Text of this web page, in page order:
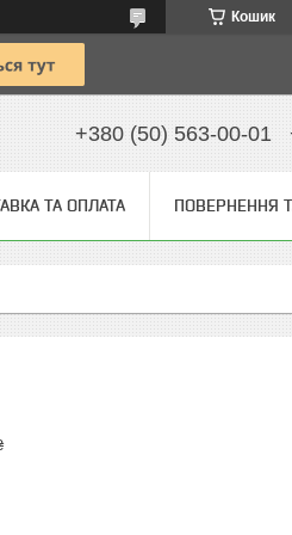
Кошик
+380 (50) 563-00-01
ТА ОПЛАТА ПОВЕРНЕННЯ